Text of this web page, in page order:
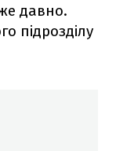
давно.
підрозділу